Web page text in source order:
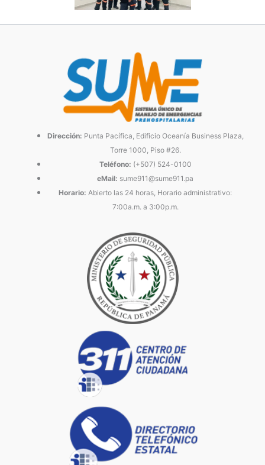
Dirección: Punta Pacífica, Edificio Oceanía Business Plaza,
Torre 1000, Piso #26.
Teléfono: (+507) 524-0100
eMail: sume911@sume911.pa
Horario: Abierto las 24 horas, Horario administrativo:
7:00a.m. a 3:00p.m.